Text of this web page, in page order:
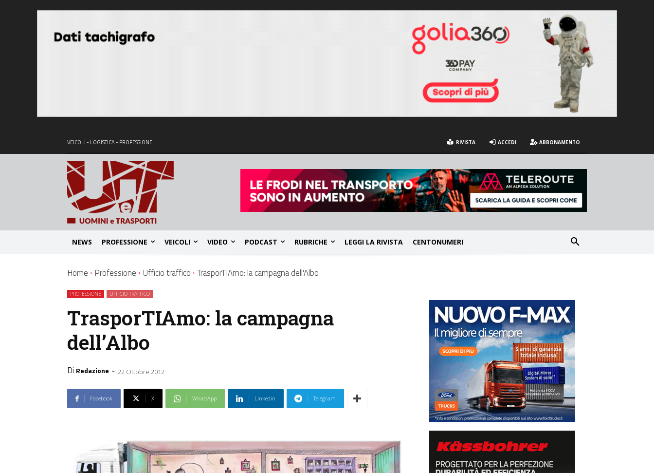
VEICOLI - LOGISTICA - PROFESSIONE RIVISTA ACCEDI ABBONAMENTO
NEWS PROFESSIONE VEICOLI VIDEO PODCAST RUBRICHE LEGGI LA RIVISTA CENTONUMERI
Home Professione Ufficio traffico TrasporTIAmo: la campagna dell'Albo
PROFESSIONE UFFICIO TRAFFICO
TrasporTIAmo: la campagna
dell’Albo
Di Redazione - 22 Ottobre 2012
Facebook X WhatsApp Linkedin Telegram